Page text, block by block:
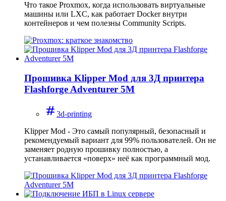
Что такое Proxmox, когда использовать виртуальные
машины или LXC, как работает Docker внутри
контейнеров и чем полезны Community Scripts.
Прошивка Klipper Mod для 3Д принтера
Flashforge Adventurer 5M
3d-printing
Klipper Mod - Это самый популярный, безопасный и
рекомендуемый вариант для 99% пользователей. Он не
заменяет родную прошивку полностью, а
устанавливается «поверх» неё как программный мод.